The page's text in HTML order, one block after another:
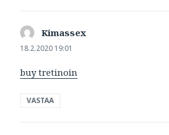
Kimassex
18.2.2020 19:01
buy tretinoin
VASTAA